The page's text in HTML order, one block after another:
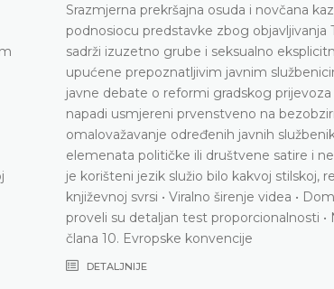
Srazmjerna prekršajna osuda i novčana kazna
podnosiocu predstavke zbog objavljivanja TikTok
sadrži izuzetno grube i seksualno eksplicitne uvrede
upućene prepoznatljivim javnim službenicima u
javne debate o reformi gradskog prijevoza • Grubi
napadi usmjereni prvenstveno na bezobzirno
omalovažavanje određenih javnih službenika • Nema
elemenata političke ili društvene satire i nema
je korišteni jezik služio bilo kakvoj stilskoj, retoričkoj ili
književnoj svrsi • Viralno širenje videa • Domaći sudovi
proveli su detaljan test proporcionalnosti • Nema
člana 10. Evropske konvencije
DETALJNIJE